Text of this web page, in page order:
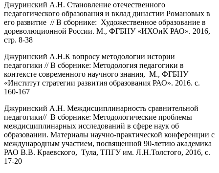
Джуринский А.Н. Становление отечественного
педагогического образования и вклад династии Романовых в
его развитие // В сборнике: Художественное образование в
дореволюционной России. М., ФГБНУ «ИХОиК РАО». 2016,
стр. 8-38
Джуринский А.Н.К вопросу методологии истории
педагогики // В сборнике: Методология педагогики в
контексте современного научного знания, М., ФГБНУ
«Институт стратегии развития образования РАО». 2016. с.
160-167
Джуринский А.Н. Междисциплинарность сравнительной
педагогики// В сборнике: Методологические проблемы
междисциплинарных исследований в сфере наук об
образовании. Материалы научно-практической конференции с
международным участием, посвященной 90-летию академика
РАО В.В. Краевского, Тула, ТПГУ им. Л.Н.Толстого, 2016, с.
17-20